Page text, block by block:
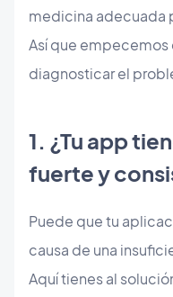
medicina adecuada
Así que empecemos
diagnosticar el
1. ¿Tu app
fuerte y
Puede que tu
causa de una
Aquí tienes al